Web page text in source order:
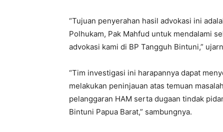
“Tujuan penyerahan hasil advokasi ini
Polhukam, Pak Mahfud untuk mendalami
advokasi kami di BP Tangguh Bintuni,”
“Tim investigasi ini harapannya dapat
melakukan peninjauan atas temuan
pelanggaran HAM serta dugaan tindak
Bintuni Papua Barat,” sambungnya.